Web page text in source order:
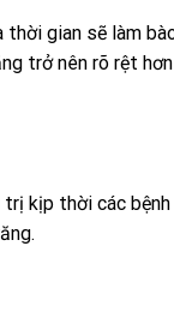
thời gian sẽ làm
trở nên rõ rệt
kịp thời các bệnh